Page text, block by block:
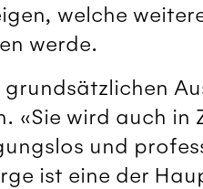
welche
werde.
grundsätzlichen
«Sie wird auch
und
ist eine der